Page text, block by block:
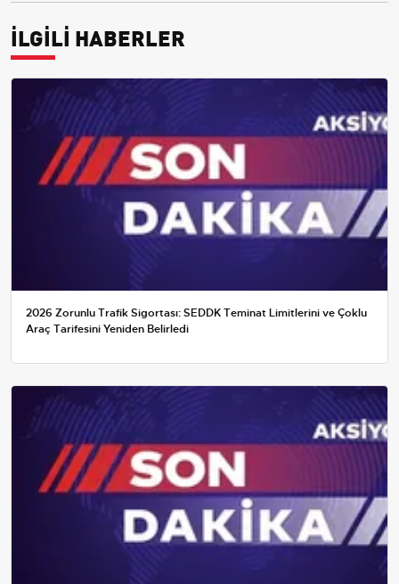
İLGİLİ HABERLER
2026 Zorunlu Trafik Sigortası: SEDDK Teminat Limitlerini ve Çoklu
Araç Tarifesini Yeniden Belirledi